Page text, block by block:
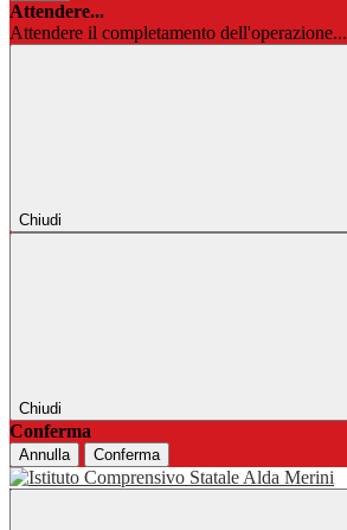
Attendere...
Attendere il completamento dell'operazione...
Chiudi
Chiudi
Conferma
Annulla Conferma